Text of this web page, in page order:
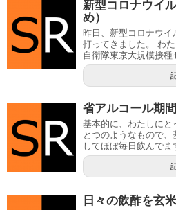
新型コロナウイ
め）
昨日、新型コロナウ
打ってきました。 わ
自衛隊東京大規模接
省アルコール期
基本的に、わたしにと
とつのようなもので
してほぼ毎日飲んで
日々の飲酢を玄